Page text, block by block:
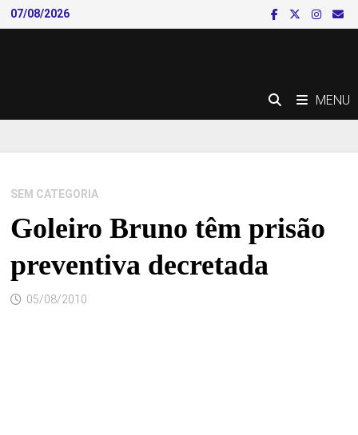
Skip
to
07/08/2026
MENU
SEM CATEGORIA
Goleiro Bruno têm prisão
preventiva decretada
05/08/2010